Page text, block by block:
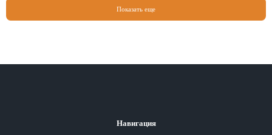
Показать еще
Навигация